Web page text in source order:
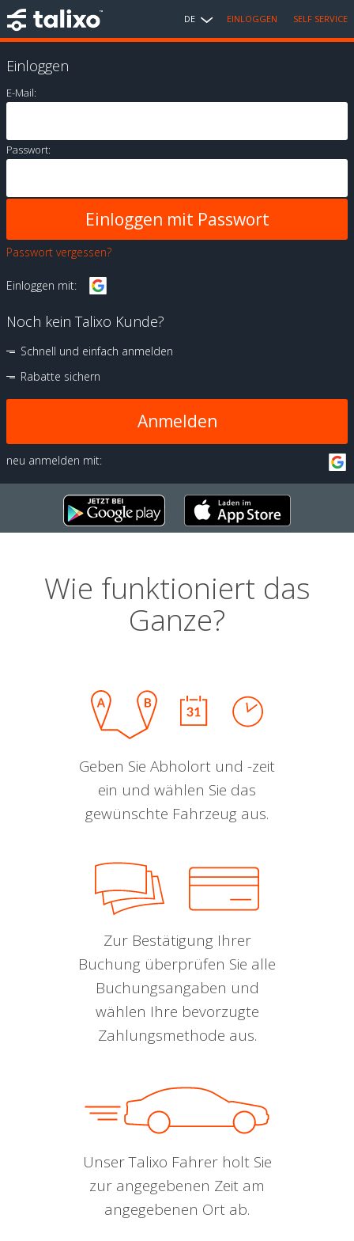
DE EINLOGGEN SELF SERVICE
Einloggen
E-Mail:
Passwort:
Passwort vergessen?
Einloggen mit:
Noch kein Talixo Kunde?
Schnell und einfach anmelden
Rabatte sichern
Anmelden
neu anmelden mit:
Wie funktioniert das
Ganze?
Geben Sie Abholort und -zeit
ein und wählen Sie das
gewünschte Fahrzeug aus.
Zur Bestätigung Ihrer
Buchung überprüfen Sie alle
Buchungsangaben und
wählen Ihre bevorzugte
Zahlungsmethode aus.
Unser Talixo Fahrer holt Sie
zur angegebenen Zeit am
angegebenen Ort ab.